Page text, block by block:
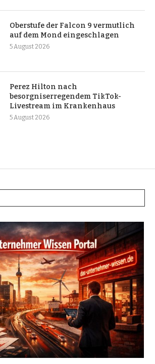
Oberstufe der Falcon 9 vermutlich
auf dem Mond eingeschlagen
5 August 2026
Perez Hilton nach
besorgniserregendem TikTok-
Livestream im Krankenhaus
5 August 2026